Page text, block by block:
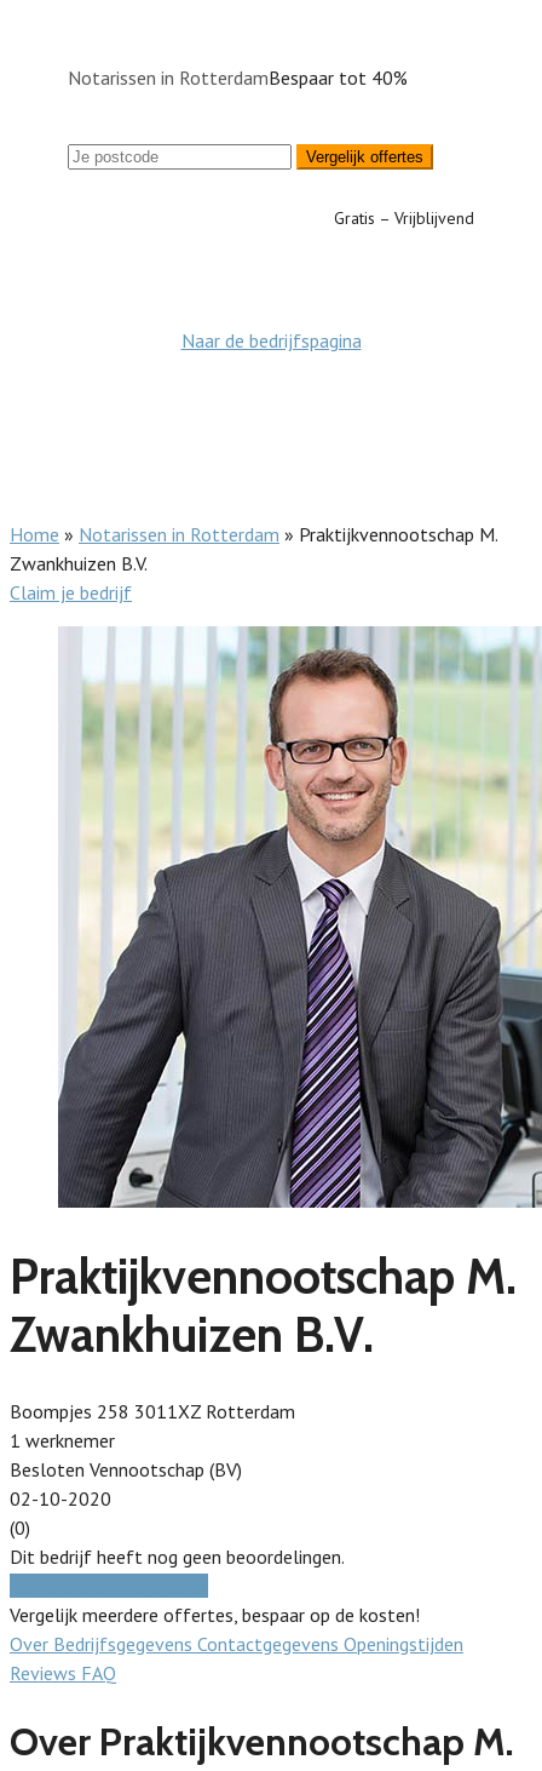
Notarissen in RotterdamBespaar tot 40%
Vergelijk offertes
Gratis – Vrijblijvend
Naar de bedrijfspagina
Home » Notarissen in Rotterdam » Praktijkvennootschap M.
Zwankhuizen B.V.
Claim je bedrijf
Praktijkvennootschap M.
Zwankhuizen B.V.
Boompjes 258 3011XZ Rotterdam
1 werknemer
Besloten Vennootschap (BV)
02-10-2020
(0)
Dit bedrijf heeft nog geen beoordelingen.
Vergelijk meerdere offertes, bespaar op de kosten!
Over Bedrijfsgegevens Contactgegevens Openingstijden
Reviews FAQ
Over Praktijkvennootschap M.